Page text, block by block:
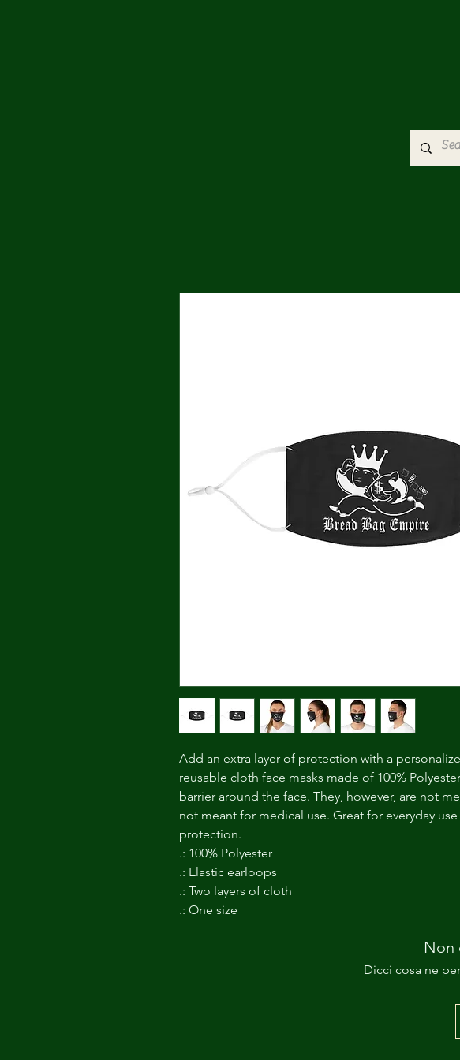
Add an extra layer of protection with a
reusable cloth face masks made of 100%
barrier around the face. They, however, are not
not meant for medical use. Great for everyday
protection.
.: 100% Polyester
.: Elastic earloops
.: Two layers of cloth
.: One size
Non
Dicci cosa ne